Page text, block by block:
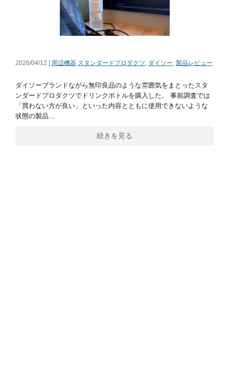
2026/04/12 | 周辺機器 スタンダードプロダクツ, ダイソー, 製品レビュー
ダイソーブランドながら無印良品のような雰囲気をまとったスタ
ンダードプロダクツでドリンクボトルを購入した。 事前調査では
「買わない方が良い」といった内容とともに使用できないような
状態の製品...
続きを見る